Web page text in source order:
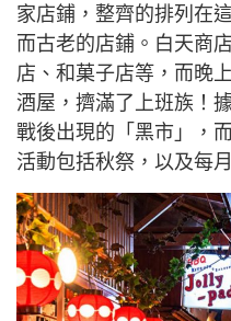
家店鋪，整齊的排列在
而古老的店鋪。白天商
店、和菓子店等，而晚
酒屋，擠滿了上班族！
戰後出現的「黑市」，
活動包括秋祭，以及每